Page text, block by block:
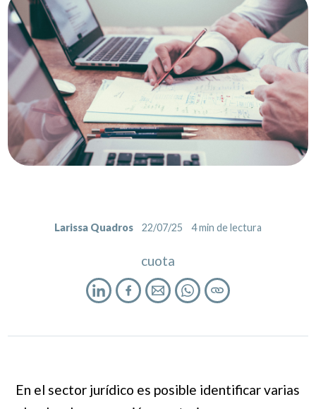
Larissa Quadros 22/07/25 4min de lectura
cuota
En el sector jurídico es posible identificar varias